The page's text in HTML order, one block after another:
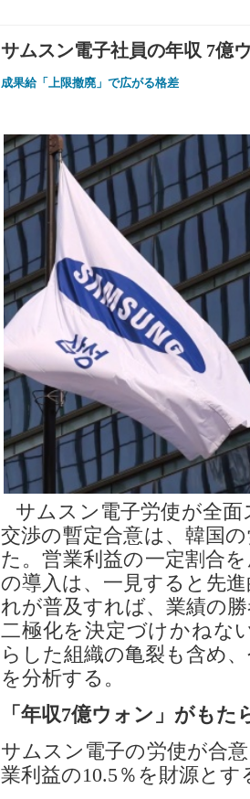
サムスン電子社員の年収 7億
成果給「上限撤廃」で広がる格差
サムスン電子労使が全面
交渉の暫定合意は、韓国の
た。営業利益の一定割合
の導入は、一見すると先
れが普及すれば、業績の
二極化を決定づけかねな
らした組織の亀裂も含め
を分析する。
「年収7億ウォン」がもた
サムスン電子の労使が合
業利益の10.5 ％を財源とす